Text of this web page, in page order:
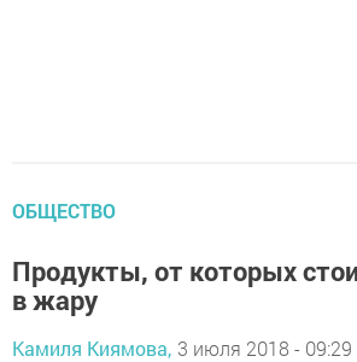
ОБЩЕСТВО
Продукты, от которых
в жару
Камиля Киямова, 3 июля 2018 - 09:29